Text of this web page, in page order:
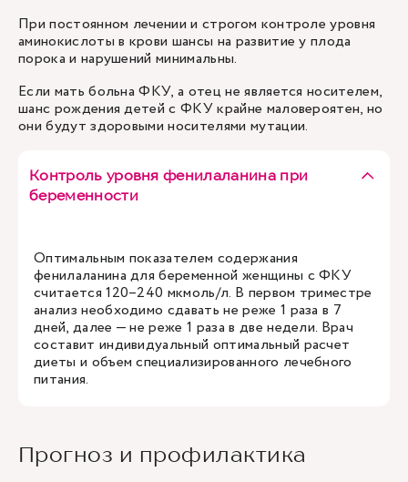
При постоянном лечении и строгом контроле уровня
аминокислоты в крови шансы на развитие у плода
порока и нарушений минимальны.
Если мать больна ФКУ, а отец не является носителем,
шанс рождения детей с ФКУ крайне маловероятен, но
они будут здоровыми носителями мутации.
Контроль уровня фенилаланина при
беременности
Оптимальным показателем содержания
фенилаланина для беременной женщины с ФКУ
считается 120–240 мкмоль/л. В первом триместре
анализ необходимо сдавать не реже 1 раза в 7
дней, далее — не реже 1 раза в две недели. Врач
составит индивидуальный оптимальный расчет
диеты и объем специализированного лечебного
питания.
Прогноз и профилактика